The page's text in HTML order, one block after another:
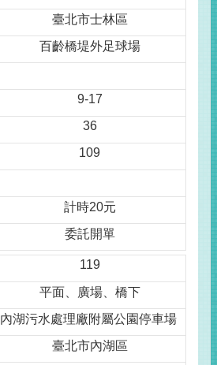
臺北市士林區
百齡橋堤外足球場
9-17
36
109
計時20元
委託開單
119
平面、廣場、橋下
內湖污水處理廠附屬公園停車場
臺北市內湖區